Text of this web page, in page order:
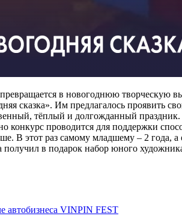
в новогоднюю творческую
сказка». Им предлагалось проявить
тёплый и долгожданный
проводится для поддержки
этот раз самому младшему – 2 года, а
в подарок набор юного
автобизнеса VINPIN FEST